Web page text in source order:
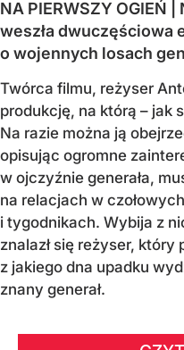
NA PIERWSZY OGIEŃ
weszła dwuczęściowa
o wojennych losach
Twórca filmu, reżyser
produkcję, na którą – jak
Na razie można ją
opisując ogromne
w ojczyźnie generała,
na relacjach w
i tygodnikach. Wybija z
znalazł się reżyser, który
z jakiego dna upadku
znany generał.